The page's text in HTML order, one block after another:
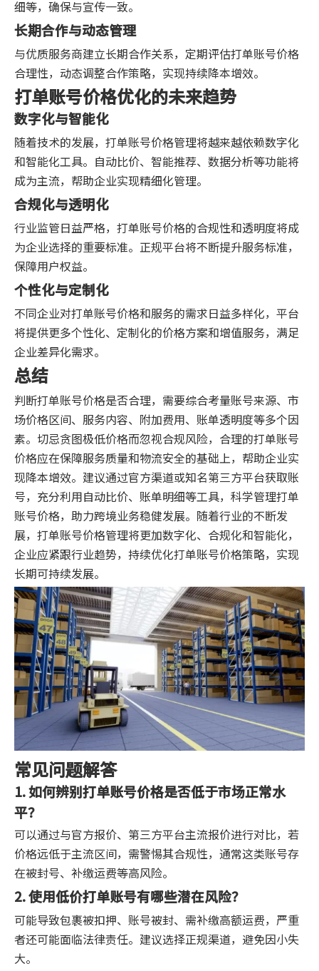
细等，确保与宣传一致。
长期合作与动态管理
与优质服务商建立长期合作关系，定期评估打单账号价格
合理性，动态调整合作策略，实现持续降本增效。
打单账号价格优化的未来趋势
数字化与智能化
随着技术的发展，打单账号价格管理将越来越依赖数字化
和智能化工具。自动比价、智能推荐、数据分析等功能将
成为主流，帮助企业实现精细化管理。
合规化与透明化
行业监管日益严格，打单账号价格的合规性和透明度将成
为企业选择的重要标准。正规平台将不断提升服务标准，
保障用户权益。
个性化与定制化
不同企业对打单账号价格和服务的需求日益多样化，平台
将提供更多个性化、定制化的价格方案和增值服务，满足
企业差异化需求。
总结
判断打单账号价格是否合理，需要综合考量账号来源、市
场价格区间、服务内容、附加费用、账单透明度等多个因
素。切忌贪图极低价格而忽视合规风险，合理的打单账号
价格应在保障服务质量和物流安全的基础上，帮助企业实
现降本增效。建议通过官方渠道或知名第三方平台获取账
号，充分利用自动比价、账单明细等工具，科学管理打单
账号价格，助力跨境业务稳健发展。随着行业的不断发
展，打单账号价格管理将更加数字化、合规化和智能化，
企业应紧跟行业趋势，持续优化打单账号价格策略，实现
长期可持续发展。
常见问题解答
1. 如何辨别打单账号价格是否低于市场正常水
平？
可以通过与官方报价、第三方平台主流报价进行对比，若
价格远低于主流区间，需警惕其合规性，通常这类账号存
在被封号、补缴运费等高风险。
2. 使用低价打单账号有哪些潜在风险？
可能导致包裹被扣押、账号被封、需补缴高额运费，严重
者还可能面临法律责任。建议选择正规渠道，避免因小失
大。